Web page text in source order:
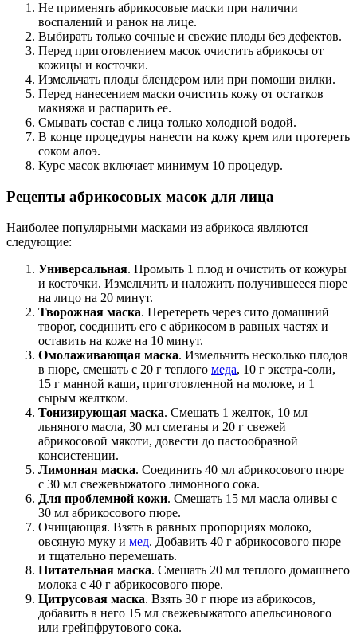
Не применять абрикосовые маски при наличии
воспалений и ранок на лице.
Выбирать только сочные и свежие плоды без дефектов.
Перед приготовлением масок очистить абрикосы от
кожицы и косточки.
Измельчать плоды блендером или при помощи вилки.
Перед нанесением маски очистить кожу от остатков
макияжа и распарить ее.
Смывать состав с лица только холодной водой.
В конце процедуры нанести на кожу крем или протереть
соком алоэ.
Курс масок включает минимум 10 процедур.
Рецепты абрикосовых масок для лица
Наиболее популярными масками из абрикоса являются
следующие:
Универсальная. Промыть 1 плод и очистить от кожуры
и косточки. Измельчить и наложить получившееся пюре
на лицо на 20 минут.
Творожная маска. Перетереть через сито домашний
творог, соединить его с абрикосом в равных частях и
оставить на коже на 10 минут.
Омолаживающая маска. Измельчить несколько плодов
в пюре, смешать с 20 г теплого меда, 10 г экстра-соли,
15 г манной каши, приготовленной на молоке, и 1
сырым желтком.
Тонизирующая маска. Смешать 1 желток, 10 мл
льняного масла, 30 мл сметаны и 20 г свежей
абрикосовой мякоти, довести до пастообразной
консистенции.
Лимонная маска. Соединить 40 мл абрикосового пюре
с 30 мл свежевыжатого лимонного сока.
Для проблемной кожи. Смешать 15 мл масла оливы с
30 мл абрикосового пюре.
Очищающая. Взять в равных пропорциях молоко,
овсяную муку и мед. Добавить 40 г абрикосового пюре
и тщательно перемешать.
Питательная маска. Смешать 20 мл теплого домашнего
молока с 40 г абрикосового пюре.
Цитрусовая маска. Взять 30 г пюре из абрикосов,
добавить в него 15 мл свежевыжатого апельсинового
или грейпфрутового сока.